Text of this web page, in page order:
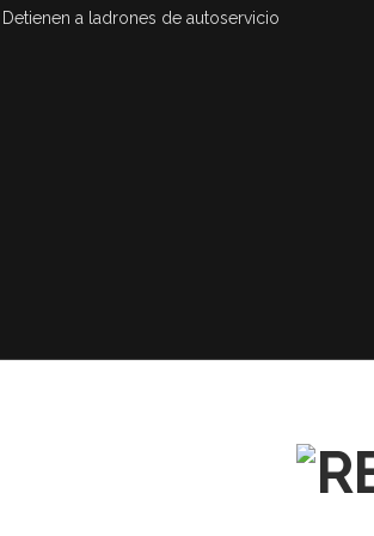
Detienen a ladrones de autoservicio